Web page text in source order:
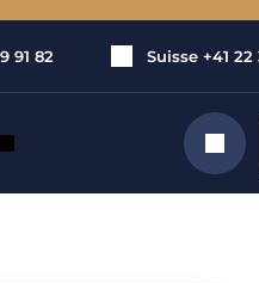
91 82 Suisse +41